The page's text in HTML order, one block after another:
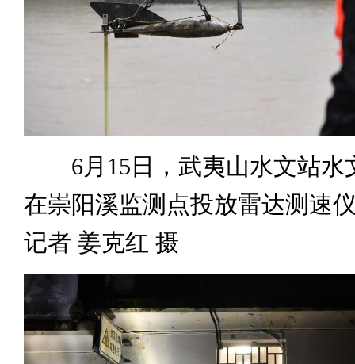
6月15日，武夷山水文站水
在崇阳溪监测点投放雷达测速
记者 姜克红 摄